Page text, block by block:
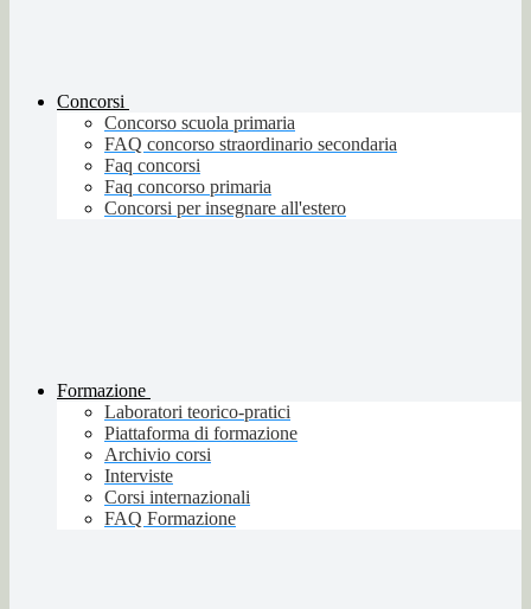
Concorsi
Concorso scuola primaria
FAQ concorso straordinario secondaria
Faq concorsi
Faq concorso primaria
Concorsi per insegnare all'estero
Formazione
Laboratori teorico-pratici
Piattaforma di formazione
Archivio corsi
Interviste
Corsi internazionali
FAQ Formazione